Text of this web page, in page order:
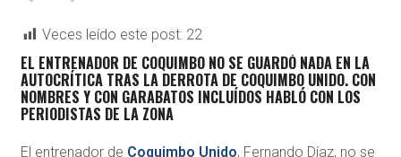
Veces leído este post: 22
EL ENTRENADOR DE COQUIMBO NO SE GUARDÓ NADA EN LA
AUTOCRÍTICA TRAS LA DERROTA DE COQUIMBO UNIDO. CON
NOMBRES Y CON GARABATOS INCLUÍDOS HABLÓ CON LOS
PERIODISTAS DE LA ZONA
El entrenador de Coquimbo Unido, Fernando Díaz, no se